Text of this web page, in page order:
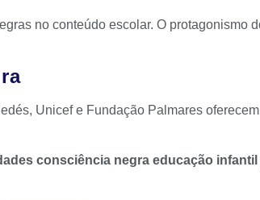
no conteúdo escolar. O protagonismo
Unicef e Fundação Palmares
consciência negra educação infantil